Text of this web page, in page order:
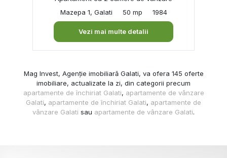
Mazepa 1, Galati
50 mp 1984
Vezi mai multe detalii
Mag Invest, Agenție imobiliară Galati, va ofera 145 oferte
imobiliare, actualizate la zi, din categorii precum
apartamente de închiriat Galati, apartamente de vânzare
Galati, apartamente de închiriat Galati, apartamente de
vânzare Galati sau apartamente de vânzare Galati.